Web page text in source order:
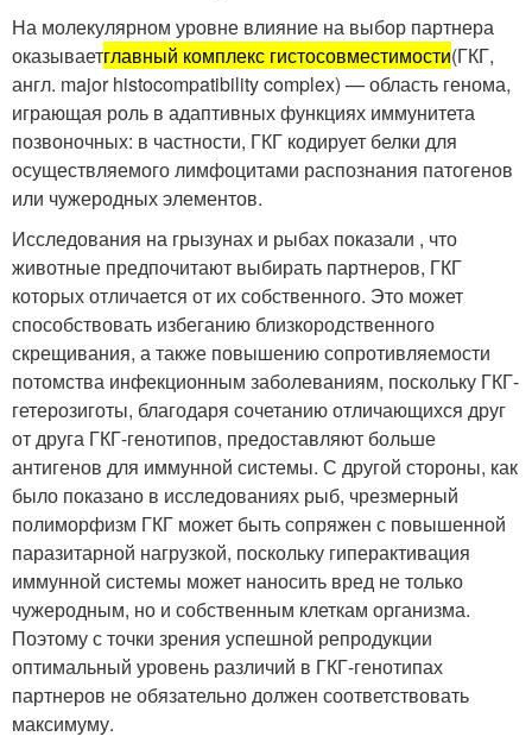
На молекулярном уровне влияние на выбор партнера
оказываетглавный комплекс гистосовместимости(ГКГ,
англ. major histocompatibility complex) — область генома,
играющая роль в адаптивных функциях иммунитета
позвоночных: в частности, ГКГ кодирует белки для
осуществляемого лимфоцитами распознания патогенов
или чужеродных элементов.
Исследования на грызунах и рыбах показали , что
животные предпочитают выбирать партнеров, ГКГ
которых отличается от их собственного. Это может
способствовать избеганию близкородственного
скрещивания, а также повышению сопротивляемости
потомства инфекционным заболеваниям, поскольку ГКГ-
гетерозиготы, благодаря сочетанию отличающихся друг
от друга ГКГ-генотипов, предоставляют больше
антигенов для иммунной системы. С другой стороны, как
было показано в исследованиях рыб, чрезмерный
полиморфизм ГКГ может быть сопряжен с повышенной
паразитарной нагрузкой, поскольку гиперактивация
иммунной системы может наносить вред не только
чужеродным, но и собственным клеткам организма.
Поэтому с точки зрения успешной репродукции
оптимальный уровень различий в ГКГ-генотипах
партнеров не обязательно должен соответствовать
максимуму.